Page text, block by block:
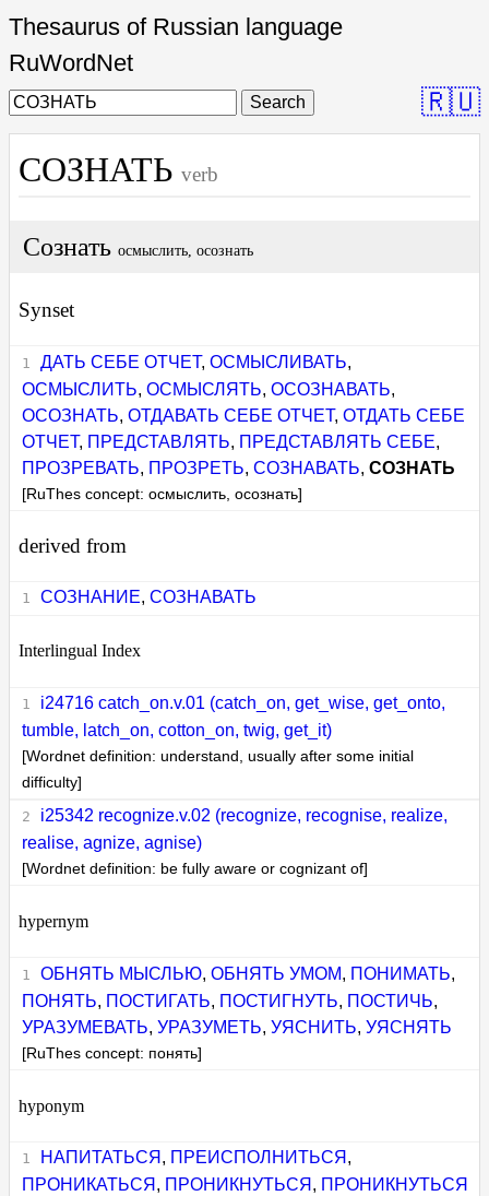
Thesaurus of Russian language
RuWordNet
Search 🇷🇺
СОЗНАТЬ verb
Сознать осмыслить, осознать
Synset
ДАТЬ СЕБЕ ОТЧЕТ, ОСМЫСЛИВАТЬ,
ОСМЫСЛИТЬ,ОСМЫСЛЯТЬ,ОСОЗНАВАТЬ,
ОСОЗНАТЬ,ОТДАВАТЬ СЕБЕ ОТЧЕТ,ОТДАТЬ СЕБЕ
ОТЧЕТ, ПРЕДСТАВЛЯТЬ, ПРЕДСТАВЛЯТЬ СЕБЕ,
ПРОЗРЕВАТЬ, ПРОЗРЕТЬ,СОЗНАВАТЬ,СОЗНАТЬ
[RuThes concept: осмыслить, осознать]
derived from
СОЗНАНИЕ, СОЗНАВАТЬ
Interlingual Index
i24716 catch_on.v.01 (catch_on, get_wise, get_onto,
tumble, latch_on, cotton_on, twig, get_it)
[Wordnet definition: understand, usually after some initial
difficulty]
i25342 recognize.v.02 (recognize, recognise, realize,
realise, agnize, agnise)
[Wordnet definition: be fully aware or cognizant of]
hypernym
ОБНЯТЬ МЫСЛЬЮ, ОБНЯТЬ УМОМ, ПОНИМАТЬ,
ПОНЯТЬ, ПОСТИГАТЬ, ПОСТИГНУТЬ, ПОСТИЧЬ,
УРАЗУМЕВАТЬ,УРАЗУМЕТЬ,УЯСНИТЬ,УЯСНЯТЬ
[RuThes concept: понять]
hyponym
НАПИТАТЬСЯ , ПРЕИСПОЛНИТЬСЯ ,
ПРОНИКАТЬСЯ , ПРОНИКНУТЬСЯ , ПРОНИКНУТЬСЯ